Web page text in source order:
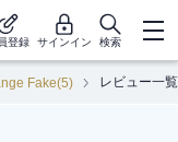
登録 サインイン 検索
Fake(5) レビュー一覧